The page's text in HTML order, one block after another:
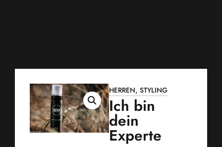
HERREN, STYLING
Ich bin
dein
Experte